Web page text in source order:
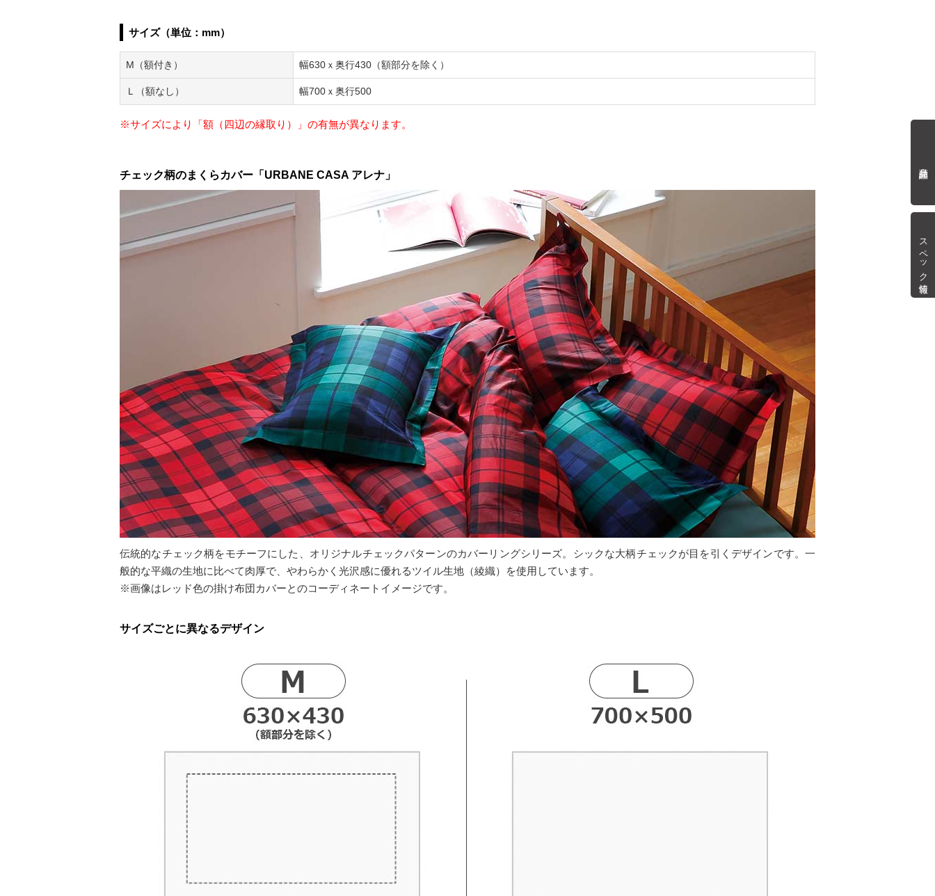
スペック情報
サイズ（単位：mm）
M（額付き） 幅630ｘ奥行430（額部分を除く）
Ｌ（額なし） 幅700ｘ奥行500
※サイズにより「額（四辺の縁取り）」の有無が異なります。
チェック柄のまくらカバー「URBANE CASA アレナ」
伝統的なチェック柄をモチーフにした、オリジナルチェックパターンのカバーリングシリーズ。シックな大柄チェックが目を引くデザインです。一
般的な平織の生地に比べて肉厚で、やわらかく光沢感に優れるツイル生地（綾織）を使用しています。
※画像はレッド色の掛け布団カバーとのコーディネートイメージです。
サイズごとに異なるデザイン